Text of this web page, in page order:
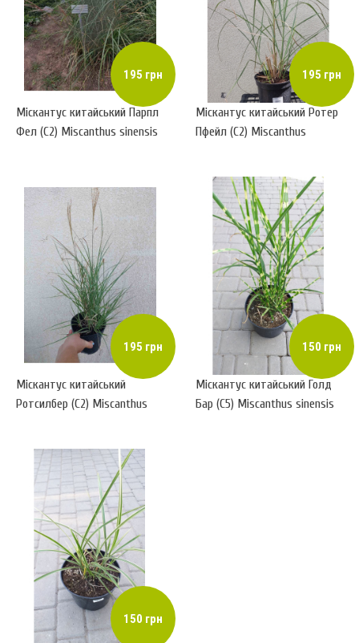
195 грн
Міскантус китайський Парпл
Фел (С2) Miscanthus sinensis
195 грн
Міскантус китайський Ротер
Пфейл (С2) Miscanthus
195 грн
Міскантус китайський
Ротсилбер (C2) Miscanthus
150 грн
Міскантус китайський Голд
Бар (С5) Miscanthus sinensis
150 грн